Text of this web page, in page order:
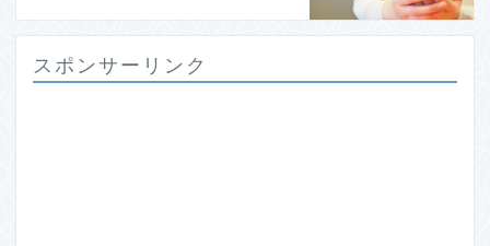
スポンサーリンク